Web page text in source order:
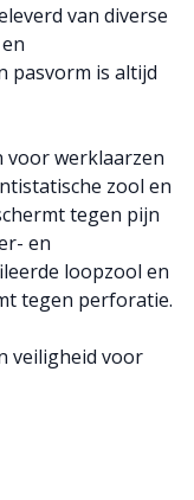
van diverse
pasvorm is altijd
voor werklaarzen
zool en
tegen pijn
en
loopzool en
tegen perforatie.
veiligheid voor